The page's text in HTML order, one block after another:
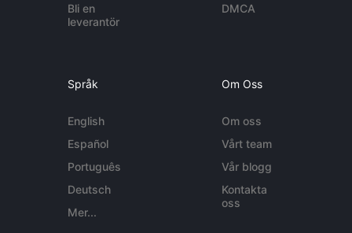
Bli en
leverantör
DMCA
Språk
English
Español
Português
Deutsch
Mer...
Om Oss
Om oss
Vårt team
Vår blogg
Kontakta
oss